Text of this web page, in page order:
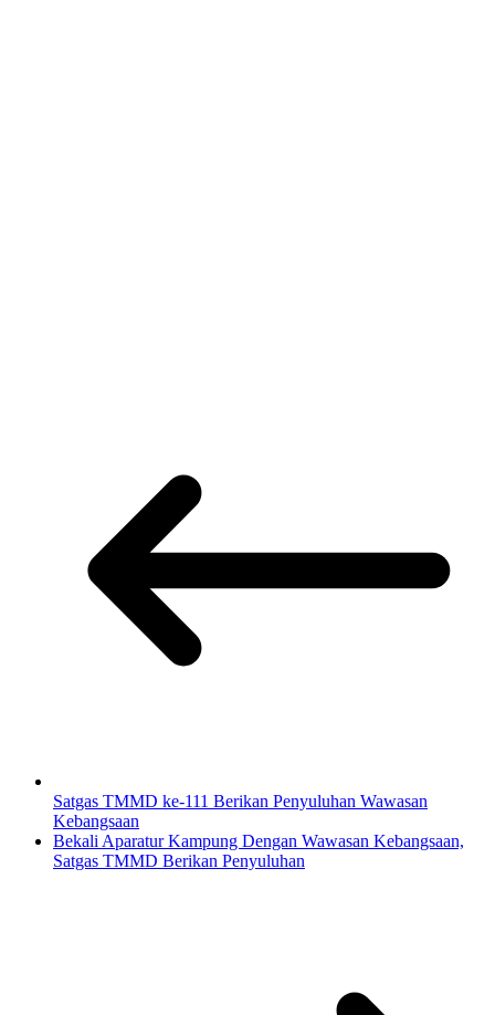
Satgas TMMD ke-111 Berikan Penyuluhan Wawasan
Kebangsaan
Bekali Aparatur Kampung Dengan Wawasan Kebangsaan,
Satgas TMMD Berikan Penyuluhan